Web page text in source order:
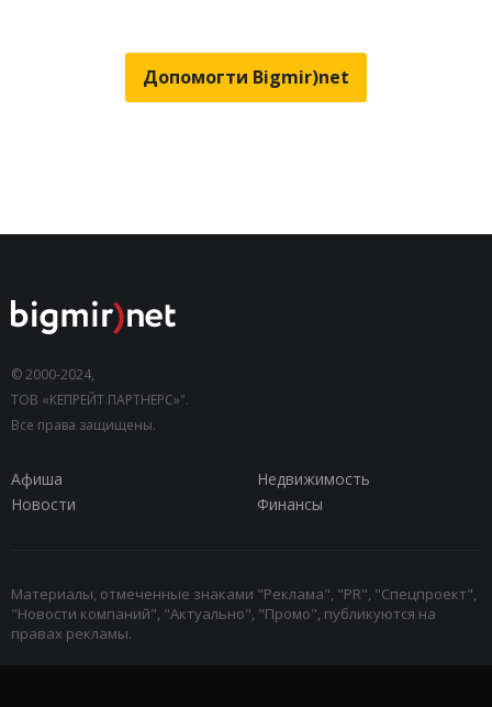
Допомогти Bigmir)net
© 2000-2024,
ТОВ «КЕПРЕЙТ ПАРТНЕРС»".
Все права защищены.
Афиша
Недвижимость
Новости
Финансы
Материалы, отмеченные знаками "Реклама", "PR", "Спецпроект",
"Новости компаний", "Актуально", "Промо", публикуются на
правах рекламы.